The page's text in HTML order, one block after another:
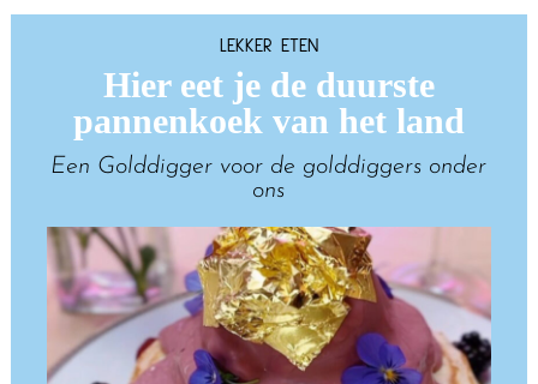
LEKKER ETEN
Hier eet je de duurste
pannenkoek van het land
Een Golddigger voor de golddiggers onder
ons